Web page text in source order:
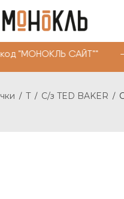
/ T / C/з TED BAKER /